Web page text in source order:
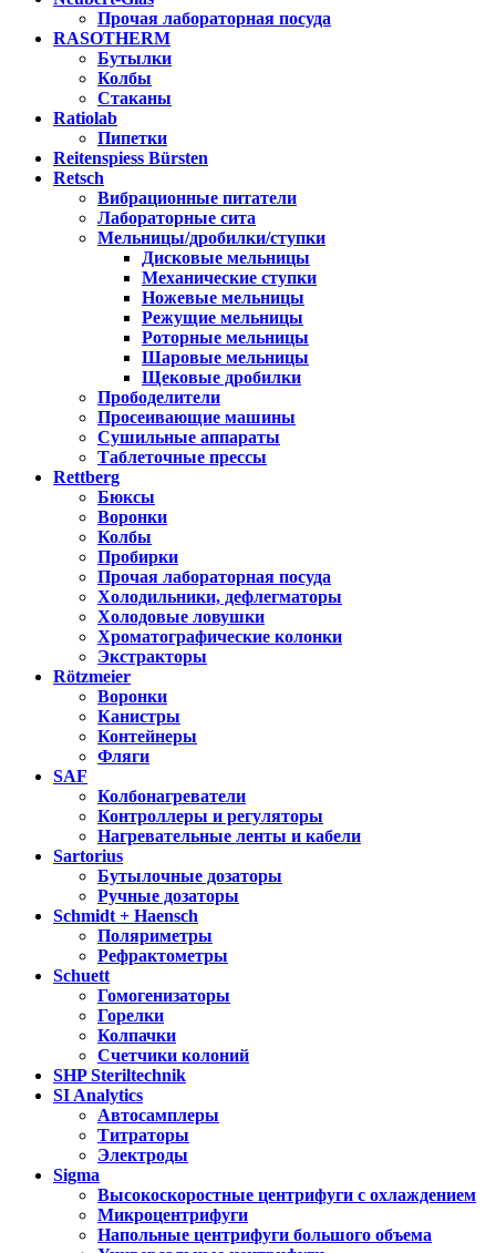
Прочая лабораторная посуда
RASOTHERM
Бутылки
Колбы
Стаканы
Ratiolab
Пипетки
Reitenspiess Bürsten
Retsch
Вибрационные питатели
Лабораторные сита
Мельницы/дробилки/ступки
Дисковые мельницы
Механические ступки
Ножевые мельницы
Режущие мельницы
Роторные мельницы
Шаровые мельницы
Щековые дробилки
Прободелители
Просеивающие машины
Сушильные аппараты
Таблеточные прессы
Rettberg
Бюксы
Воронки
Колбы
Пробирки
Прочая лабораторная посуда
Холодильники, дефлегматоры
Холодовые ловушки
Хроматографические колонки
Экстракторы
Rötzmeier
Воронки
Канистры
Контейнеры
Фляги
SAF
Колбонагреватели
Контроллеры и регуляторы
Нагревательные ленты и кабели
Sartorius
Бутылочные дозаторы
Ручные дозаторы
Schmidt + Haensch
Поляриметры
Рефрактометры
Schuett
Гомогенизаторы
Горелки
Колпачки
Счетчики колоний
SHP Steriltechnik
SI Analytics
Автосамплеры
Титраторы
Электроды
Sigma
Высокоскоростные центрифуги с охлаждением
Микроцентрифуги
Напольные центрифуги большого объема